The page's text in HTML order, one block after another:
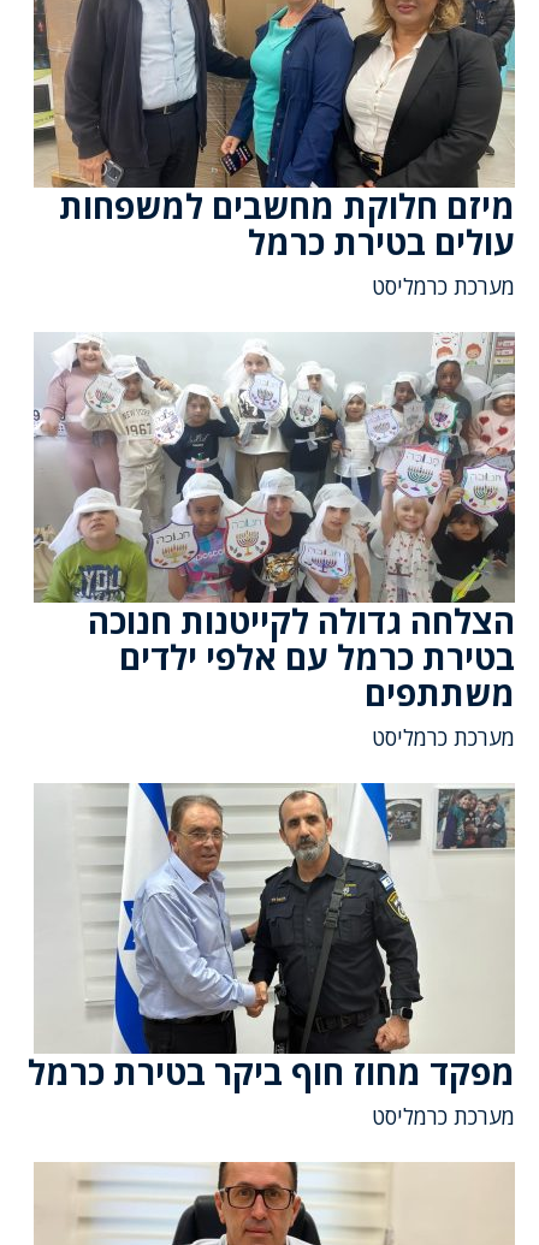
מיזם חלוקת מחשבים למשפחות
עולים בטירת כרמל
מערכת כרמליסט
הצלחה גדולה לקייטנות חנוכה
בטירת כרמל עם אלפי ילדים
משתתפים
מערכת כרמליסט
מפקד מחוז חוף ביקר בטירת כרמל
מערכת כרמליסט